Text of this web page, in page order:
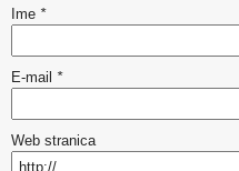
Ime *
E-mail *
Web stranica